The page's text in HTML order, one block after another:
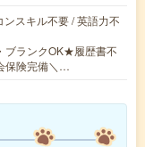
スキル不要 / 英語力不
ブランクOK★履歴書不
保険完備＼…